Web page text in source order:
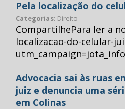
Pela localização do
Categorias: Direito
CompartilhePara ler a
localizacao-do-celular-
Advocacia sai às ruas
juiz e denuncia uma
em Colinas